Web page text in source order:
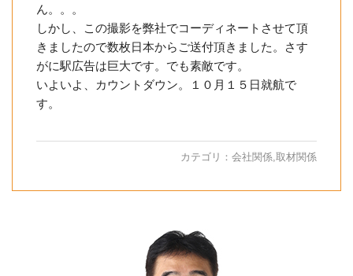
ん。。。
しかし、この撮影を弊社でコーディネートさせて頂
きましたので数枚日本からご送付頂きました。さす
がに駅広告は巨大です。でも素敵です。
いよいよ、カウントダウン。１０月１５日就航で
す。
カテゴリ： 会社関係 取材関係